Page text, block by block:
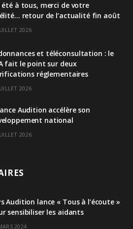
e
n
été à tous, merci de votre
retour de l’actualité fin août
2026
et téléconsultation : le
fait le point sur deux
réglementaires
2026
Audition accélère son
national
2026
Audition lance « Tous à l’écoute »
sensibiliser les aidants
2024